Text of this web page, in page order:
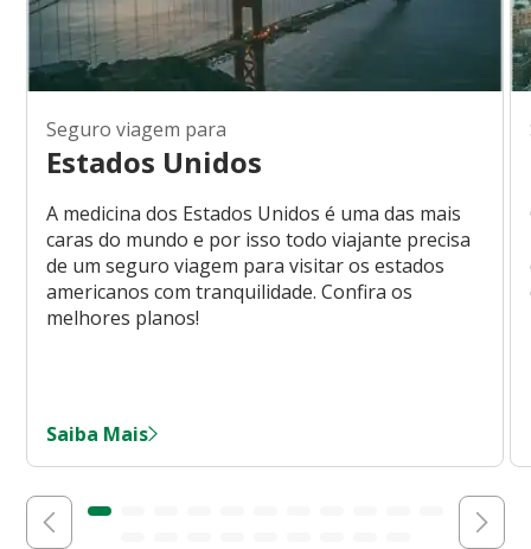
Seguro viagem para
Estados Unidos
A medicina dos Estados Unidos é uma das mais
caras do mundo e por isso todo viajante precisa
de um seguro viagem para visitar os estados
americanos com tranquilidade. Confira os
melhores planos!
Saiba Mais